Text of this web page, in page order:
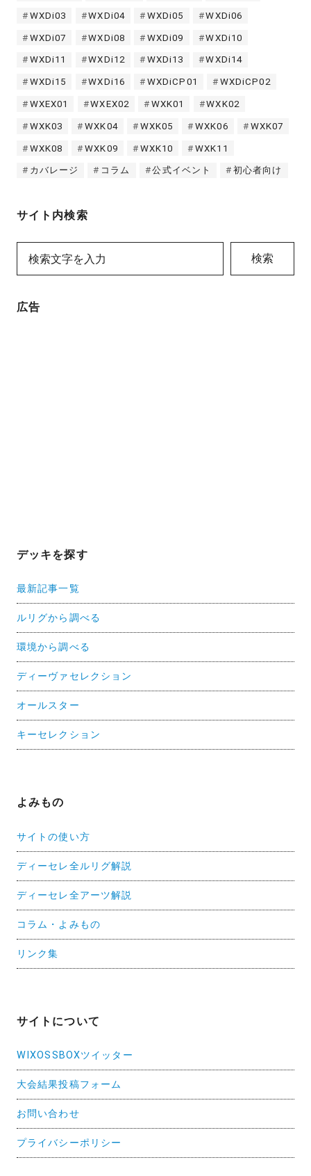
WXDi03 WXDi04 WXDi05 WXDi06
WXDi07 WXDi08 WXDi09 WXDi10
WXDi11 WXDi12 WXDi13 WXDi14
WXDi15 WXDi16 WXDiCP01 WXDiCP02
WXEX01 WXEX02 WXK01 WXK02
WXK03 WXK04 WXK05 WXK06 WXK07
WXK08 WXK09 WXK10 WXK11
カバレージ コラム 公式イベント 初心者向け
サイト内検索
検索
広告
デッキを探す
最新記事一覧
ルリグから調べる
環境から調べる
ディーヴァセレクション
オールスター
キーセレクション
よみもの
サイトの使い方
ディーセレ全ルリグ解説
ディーセレ全アーツ解説
コラム・よみもの
リンク集
サイトについて
WIXOSSBOXツイッター
大会結果投稿フォーム
お問い合わせ
プライバシーポリシー